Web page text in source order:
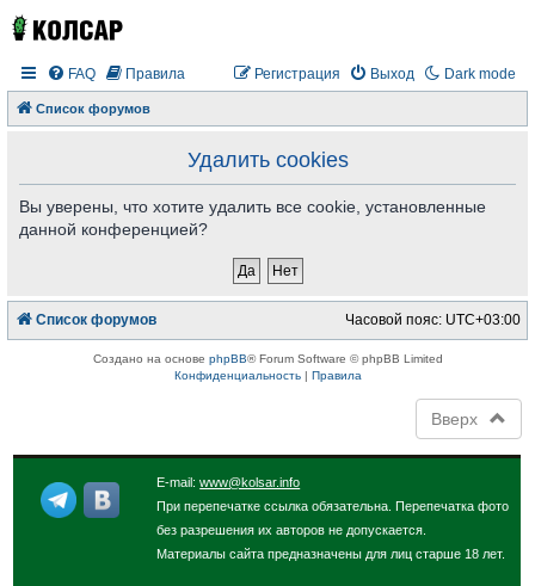
Dark mode
FAQ Правила Выход
Регистрация
Список форумов
Удалить cookies
Вы уверены, что хотите удалить все cookie, установленные
данной конференцией?
Список форумов Часовой пояс: UTC+03:00
Создано на основе phpBB® Forum Software © phpBB Limited
Конфиденциальность| Правила
Вверх
E-mail:www@kolsar.info
При перепечатке ссылка обязательна. Перепечатка фото
без разрешения их авторов не допускается.
Материалы сайта предназначены для лиц старше 18 лет.